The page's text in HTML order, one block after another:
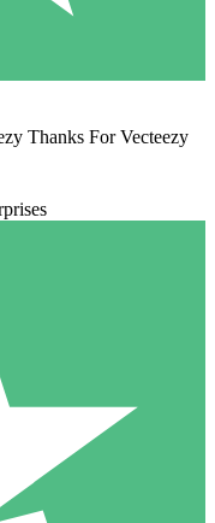
Thanks For Vecteezy